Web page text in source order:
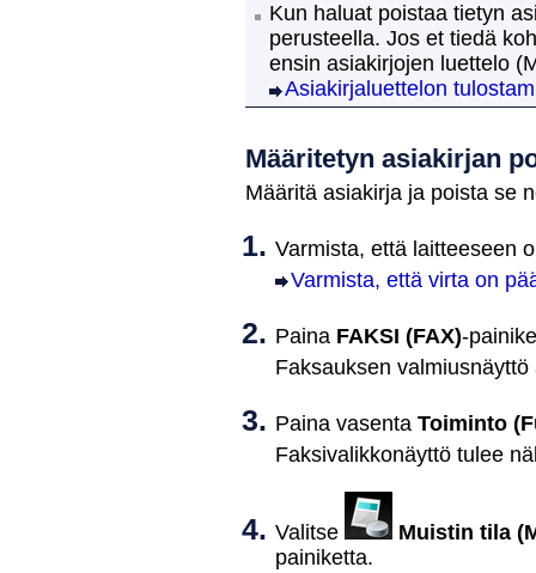
Kun haluat poistaa tietyn
perusteella. Jos et tiedä
ensin asiakirjojen luettelo (
Asiakirjaluettelon
Määritetyn asiakirjan
Määritä asiakirja ja poista se
Varmista, että laitteeseen
Varmista, että virta on
Paina FAKSI (FAX)-
Faksauksen valmiusnäyttö
Paina vasenta Toiminto
Faksivalikkonäyttö tulee
Valitse Muistin tila
painiketta.